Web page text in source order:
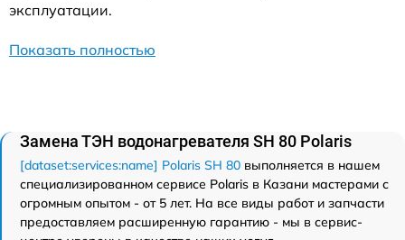
эксплуатации.
Показать полностью
Замена ТЭН водонагревателя SH 80 Polaris
[dataset:services:name] Polaris SH 80 выполняется в нашем
специализированном сервисе Polaris в Казани мастерами с
огромным опытом - от 5 лет. На все виды работ и запчасти
предоставляем расширенную гарантию - мы в сервис-